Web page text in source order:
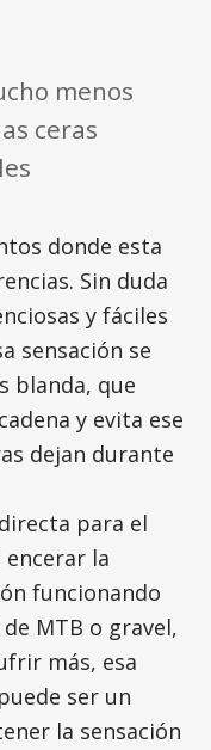
menos
ceras
donde esta
Sin duda
y fáciles
sensación se
blanda, que
y evita ese
dejan durante
para el
la
funcionando
MTB o gravel,
más, esa
ser un
la sensación